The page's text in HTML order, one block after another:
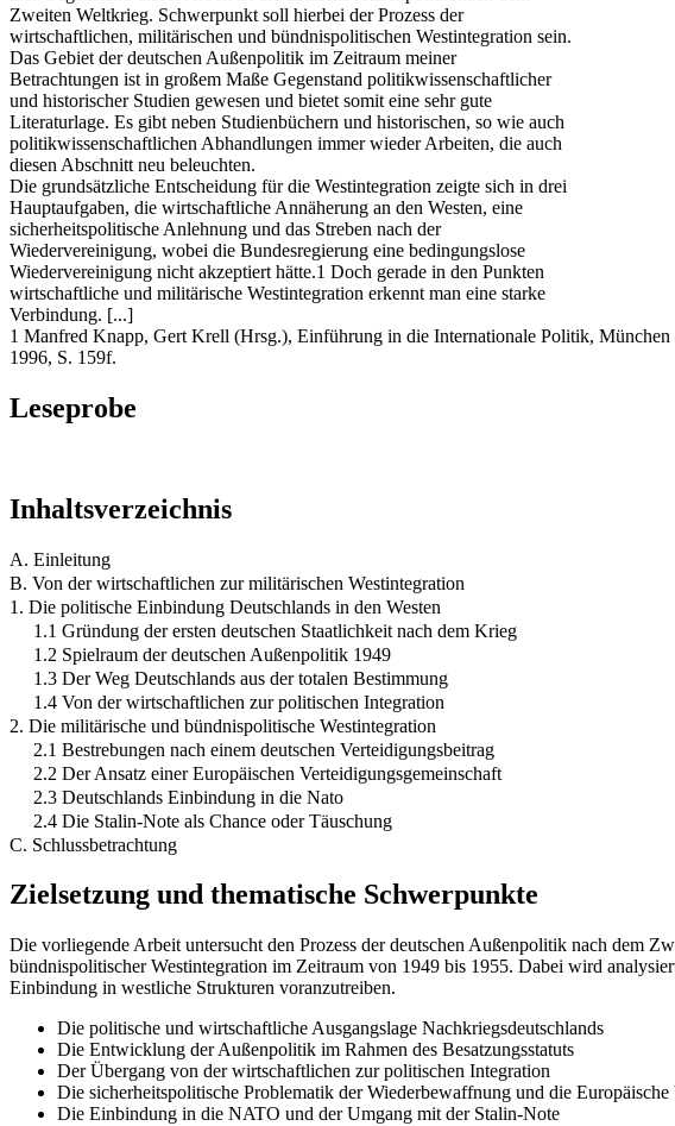
Zweiten Weltkrieg. Schwerpunkt soll hierbei der Prozess der
wirtschaftlichen, militärischen und bündnispolitischen Westintegration sein.
Das Gebiet der deutschen Außenpolitik im Zeitraum meiner
Betrachtungen ist in großem Maße Gegenstand politikwissenschaftlicher
und historischer Studien gewesen und bietet somit eine sehr gute
Literaturlage. Es gibt neben Studienbüchern und historischen, so wie auch
politikwissenschaftlichen Abhandlungen immer wieder Arbeiten, die auch
diesen Abschnitt neu beleuchten.
Die grundsätzliche Entscheidung für die Westintegration zeigte sich in drei
Hauptaufgaben, die wirtschaftliche Annäherung an den Westen, eine
sicherheitspolitische Anlehnung und das Streben nach der
Wiedervereinigung, wobei die Bundesregierung eine bedingungslose
Wiedervereinigung nicht akzeptiert hätte.1 Doch gerade in den Punkten
wirtschaftliche und militärische Westintegration erkennt man eine starke
Verbindung. [...]
1 Manfred Knapp, Gert Krell (Hrsg.), Einführung in die Internationale Politik, München
1996, S. 159f.
Leseprobe
Inhaltsverzeichnis
A. Einleitung
B. Von der wirtschaftlichen zur militärischen Westintegration
1. Die politische Einbindung Deutschlands in den Westen
1.1 Gründung der ersten deutschen Staatlichkeit nach dem Krieg
1.2 Spielraum der deutschen Außenpolitik 1949
1.3 Der Weg Deutschlands aus der totalen Bestimmung
1.4 Von der wirtschaftlichen zur politischen Integration
2. Die militärische und bündnispolitische Westintegration
2.1 Bestrebungen nach einem deutschen Verteidigungsbeitrag
2.2 Der Ansatz einer Europäischen Verteidigungsgemeinschaft
2.3 Deutschlands Einbindung in die Nato
2.4 Die Stalin-Note als Chance oder Täuschung
C. Schlussbetrachtung
Zielsetzung und thematische Schwerpunkte
Die vorliegende Arbeit untersucht den Prozess der deutschen Außenpolitik nach dem
bündnispolitischer Westintegration im Zeitraum von 1949 bis 1955. Dabei wird
Einbindung in westliche Strukturen voranzutreiben.
Die politische und wirtschaftliche Ausgangslage Nachkriegsdeutschlands
Die Entwicklung der Außenpolitik im Rahmen des Besatzungsstatuts
Der Übergang von der wirtschaftlichen zur politischen Integration
Die sicherheitspolitische Problematik der Wiederbewaffnung und die Europäische
Die Einbindung in die NATO und der Umgang mit der Stalin-Note